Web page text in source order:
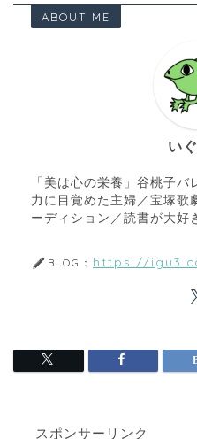
ABOUT ME
い
「美は心の栄養」谷桃子
力に目覚めた主婦／宝塚歌
ーディション／読書が大好
BLOG： https://
スポンサーリンク